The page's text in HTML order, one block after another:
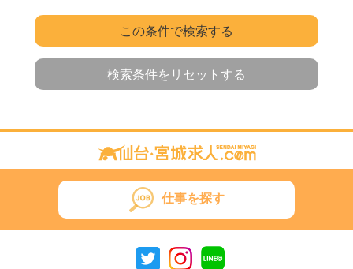
この条件で検索する
検索条件をリセットする
仕事を探す